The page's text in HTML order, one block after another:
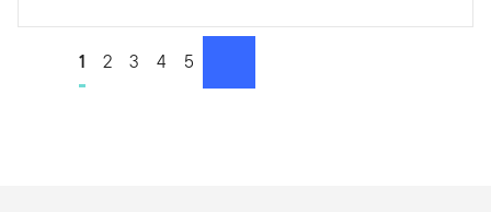
Go to page
1 Go to page
2 Go to page
3 Go to page
4 Go to page
5